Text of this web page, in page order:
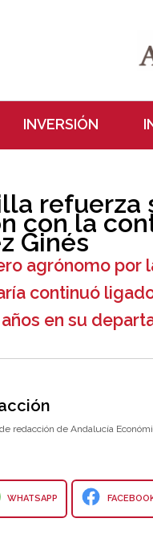
INVERSIÓN
refuerza
con la
Ginés
agrónomo por
continuó
en su
redacción de Andalucía
WHATSAPP